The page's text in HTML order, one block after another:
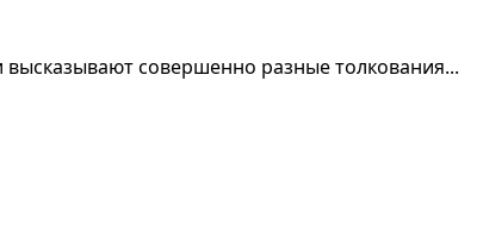
совершенно разные толкования...